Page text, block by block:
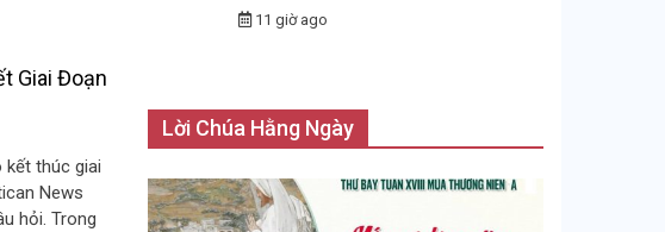
Giai Đoạn
kết thúc giai
News
hỏi. Trong
11 giờ ago
Lời Chúa Hằng Ngày